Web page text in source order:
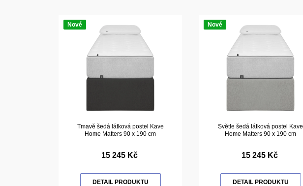
Nové
Tmavě šedá látková postel Kave
Home Matters 90 x 190 cm
15 245 Kč
DETAIL PRODUKTU
Nové
Světle šedá látková postel Kave
Home Matters 90 x 190 cm
15 245 Kč
DETAIL PRODUKTU